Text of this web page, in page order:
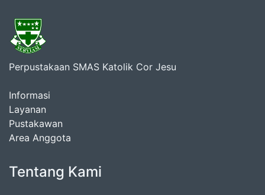
Perpustakaan SMAS Katolik Cor Jesu
Informasi
Layanan
Pustakawan
Area Anggota
Tentang Kami